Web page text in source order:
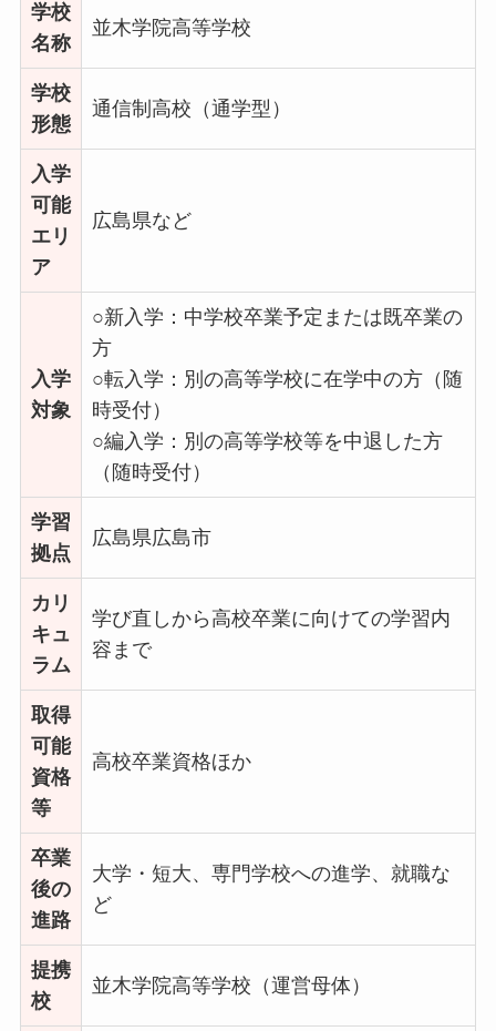
学校
名称
並木学院高等学校
学校
形態
通信制高校（通学型）
入学
可能
エリ
ア
広島県など
入学
対象
○新入学：中学校卒業予定または既卒業の
方
○転入学：別の高等学校に在学中の方（随
時受付）
○編入学：別の高等学校等を中退した方
（随時受付）
学習
拠点
広島県広島市
カリ
キュ
ラム
学び直しから高校卒業に向けての学習内
容まで
取得
可能
資格
等
高校卒業資格ほか
卒業
後の
進路
大学・短大、専門学校への進学、就職な
ど
提携
校
並木学院高等学校（運営母体）